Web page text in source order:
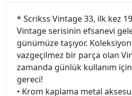
* Scrikss Vintage 33, ilk kez
Vintage serisinin efsanevi
günümüze taşıyor.
vazgeçilmez bir parça olan
zamanda günlük kullanım
gereci!
• Krom kaplama metal